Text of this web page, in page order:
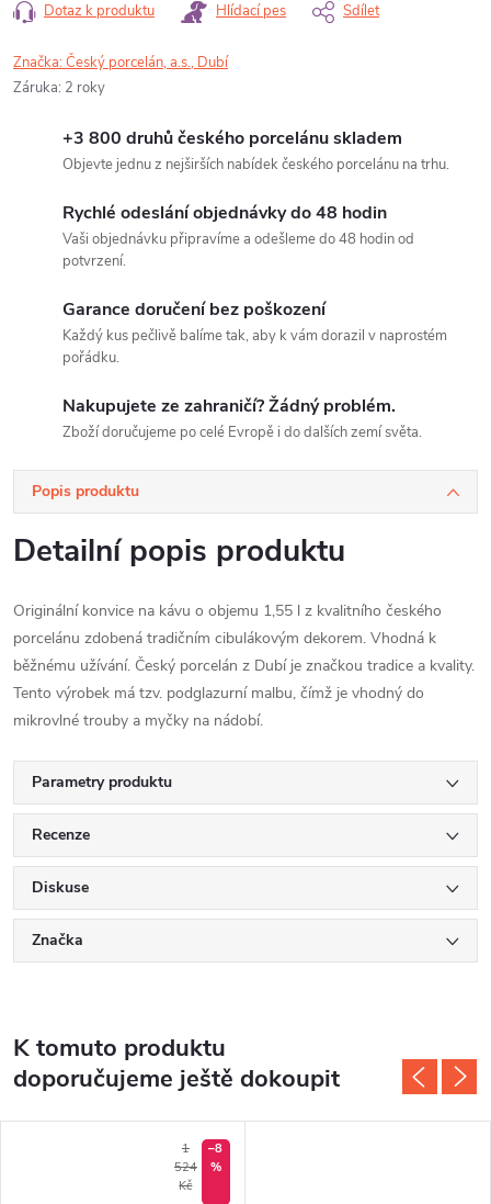
Dotaz k produktu Hlídací pes Sdílet
Značka:Český porcelán, a.s., Dubí
Záruka: 2 roky
+3 800 druhů českého porcelánu skladem
Objevte jednu z nejširších nabídek českého porcelánu na trhu.
Rychlé odeslání objednávky do 48 hodin
Vaši objednávku připravíme a odešleme do 48 hodin od
potvrzení.
Garance doručení bez poškození
Každý kus pečlivě balíme tak, aby k vám dorazil v naprostém
pořádku.
Nakupujete ze zahraničí? Žádný problém.
Zboží doručujeme po celé Evropě i do dalších zemí světa.
Popis produktu
Detailní popis produktu
Originální konvice na kávu o objemu 1,55 l z kvalitního českého
porcelánu zdobená tradičním cibulákovým dekorem. Vhodná k
běžnému užívání. Český porcelán z Dubí je značkou tradice a kvality.
Tento výrobek má tzv. podglazurní malbu, čímž je vhodný do
mikrovlné trouby a myčky na nádobí.
Parametry produktu
Recenze
Diskuse
Značka
K tomuto produktu
doporučujeme ještě dokoupit
1
524
Kč
–8
%